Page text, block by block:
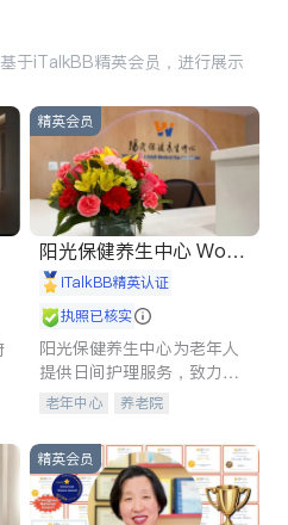
于iTalkBB精英会员，进行展示
精英会员
阳光保健养生中心 World
shine
iTalkBB精英认证
执照已核实
阳光保健养生中心为老年人
提供日间护理服务，致力于
通过持续的护理创新来有效
老年中心 养老院
精英会员